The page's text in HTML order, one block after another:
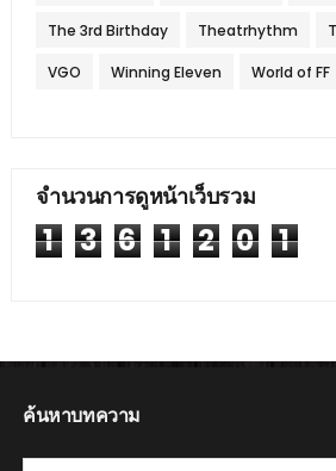
The 3rd Birthday Theatrhythm
VGO Winning Eleven World of FF
จำนวนการดูหน้าเว็บรวม
1 3 6 1 2 0 1
ค้นหาบทความ